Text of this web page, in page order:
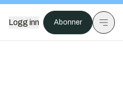
Logg inn Abonner